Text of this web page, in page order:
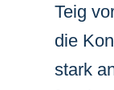
Teig
die
stark